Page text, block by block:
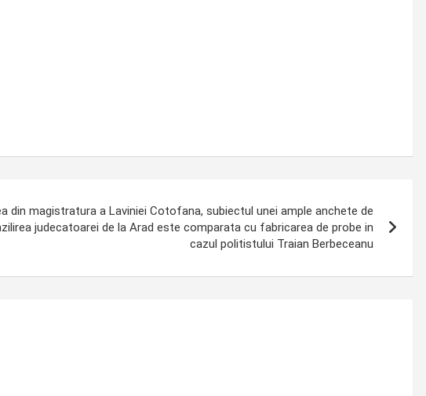
din magistratura a Laviniei Cotofana, subiectul unei ample anchete de
judecatoarei de la Arad este comparata cu fabricarea de probe in
cazul politistului Traian Berbeceanu